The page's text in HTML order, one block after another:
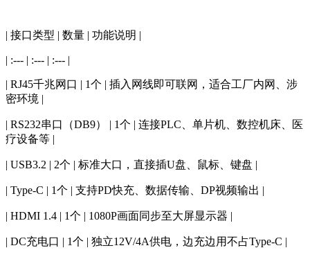
| 接口类型 | 数量 | 功能说明 |
| :--- | :--- | :--- |
| RJ45千兆网口 | 1个 | 插入网线即可联网，适合工厂内网、涉
密环境 |
| RS232串口（DB9） | 1个 | 连接PLC、单片机、数控机床、医
疗设备等 |
| USB3.2 | 2个 | 标准大口，直接插U盘、鼠标、键盘 |
| Type-C | 1个 | 支持PD快充、数据传输、DP视频输出 |
| HDMI 1.4 | 1个 | 1080P画面同步至大屏显示器 |
| DC充电口 | 1个 | 独立12V/4A供电，边充边用不占Type-C |